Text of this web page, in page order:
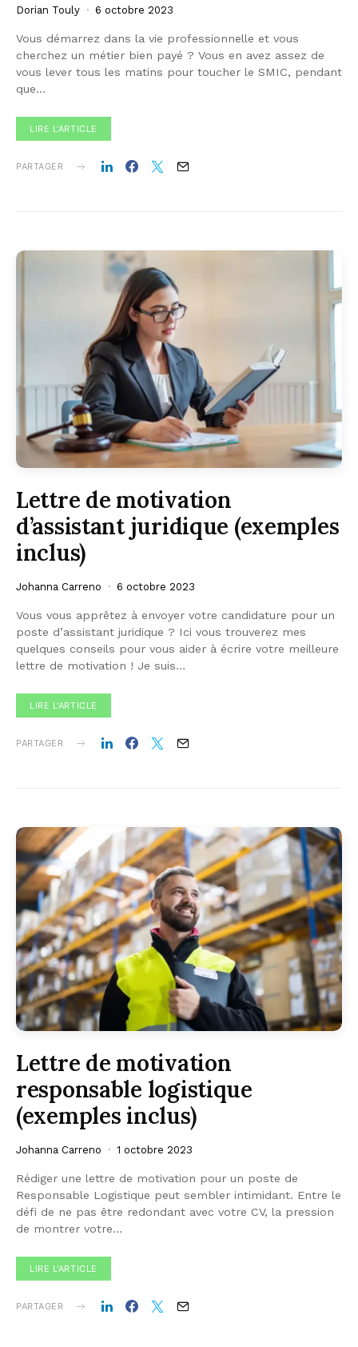
Dorian Touly 6 octobre 2023
Vous démarrez dans la vie professionnelle et vous
cherchez un métier bien payé ? Vous en avez assez de
vous lever tous les matins pour toucher le SMIC, pendant
que…
LIRE L'ARTICLE
PARTAGER
Lettre de motivation
d’assistant juridique (exemples
inclus)
Johanna Carreno 6 octobre 2023
Vous vous apprêtez à envoyer votre candidature pour un
poste d’assistant juridique ? Ici vous trouverez mes
quelques conseils pour vous aider à écrire votre meilleure
lettre de motivation ! Je suis…
LIRE L'ARTICLE
PARTAGER
Lettre de motivation
responsable logistique
(exemples inclus)
Johanna Carreno 1 octobre 2023
Rédiger une lettre de motivation pour un poste de
Responsable Logistique peut sembler intimidant. Entre le
défi de ne pas être redondant avec votre CV, la pression
de montrer votre…
LIRE L'ARTICLE
PARTAGER